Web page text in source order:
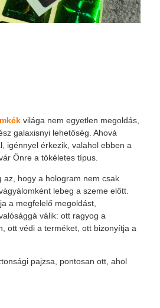
világa nem egyetlen megoldás,
galaxisnyi lehetőség. Ahová
igénnyel érkezik, valahol ebben a
Önre a tökéletes típus.
az, hogy a hologram nem csak
lebeg a szeme előtt.
a megfelelő megoldást,
válik: ott ragyog a
ott védi a terméket, ott bizonyítja a
pajzsa, pontosan ott, ahol